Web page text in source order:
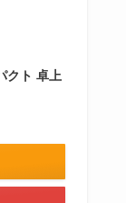
クト 卓上